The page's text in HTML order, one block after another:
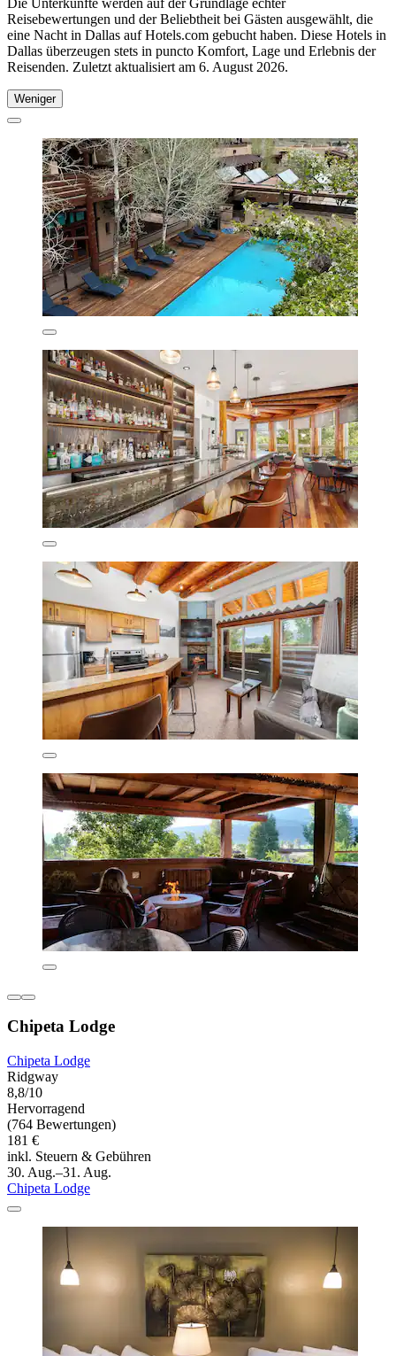
Reisebewertungen und der Beliebtheit bei Gästen ausgewählt, die
eine Nacht in Dallas auf Hotels.com gebucht haben. Diese Hotels in
Dallas überzeugen stets in puncto Komfort, Lage und Erlebnis der
Reisenden. Zuletzt aktualisiert am 6. August 2026.
Weniger
Chipeta Lodge
Chipeta Lodge
Ridgway
8,8/10
Hervorragend
(764 Bewertungen)
181 €
inkl. Steuern & Gebühren
30. Aug.–31. Aug.
Chipeta Lodge